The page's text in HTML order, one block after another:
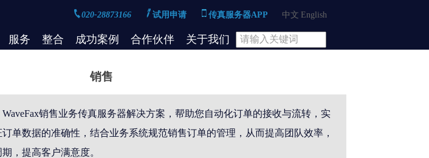
020-28873166 试用申请 传真服务器APP 中文 English
服务 整合 成功案例 合作伙伴 关于我们
销售
销售业务传真服务器解决方案，帮助您自动化订单的接收与流转，实
单数据的准确性，结合业务系统规范销售订单的管理，从而提高团队效率，
，提高客户满意度。